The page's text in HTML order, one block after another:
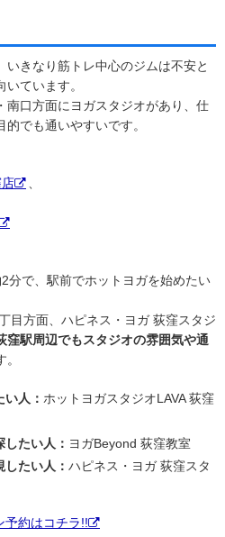
きなり筋トレ中心のジムは不安と
ています。
南口方面にヨガスタジオがあり、仕
でも通いやすいです。
、
分で、駅前でホットヨガを始めたい
目方面、ハピネス・ヨガ 荻窪スタジ
窪駅周辺でもスタジオの雰囲気や通
人： ホットヨガスタジオLAVA 荻窪
たい人： ヨガBeyond 荻窪教室
たい人： ハピネス・ヨガ 荻窪スタ
予約はコチラ!!